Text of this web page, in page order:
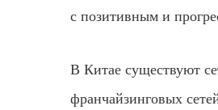
с позитивным и
В Китае существуют
франчайзинговых